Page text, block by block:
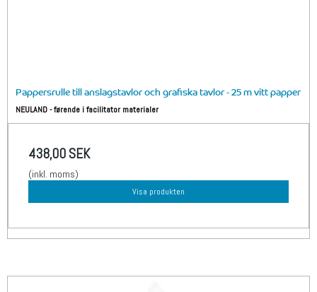
Pappersrulle till anslagstavlor och grafiska tavlor - 25 m vitt papper
NEULAND - førende i facilitator materialer
438,00 SEK
(inkl. moms)
Visa produkten